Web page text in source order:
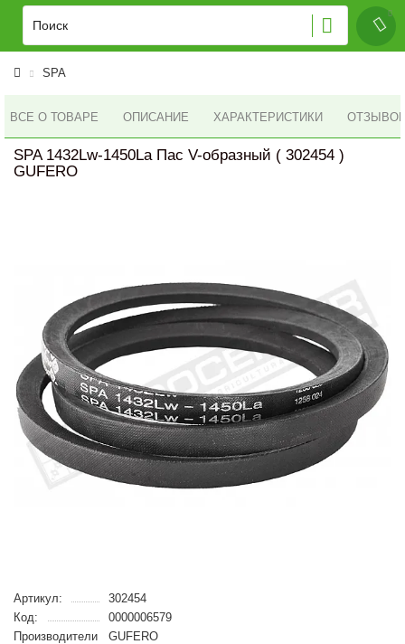
SPA
ВСЕ О ТОВАРЕ ОПИСАНИЕ ХАРАКТЕРИСТИКИ ОТЗЫВОВ
SPA 1432Lw-1450La Пас V-образный ( 302454 )
GUFERO
Артикул:
302454
Код:
0000006579
Производители
GUFERO